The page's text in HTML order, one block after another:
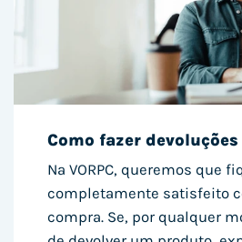
Como fazer devoluções
Na VORPC, queremos que
completamente satisfeito
compra. Se, por qualquer